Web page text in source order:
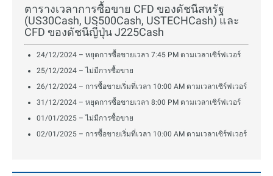
ตารางเวลาการซื้อขาย CFD ของดัชนีสหรัฐ
(US30Cash, US500Cash, USTECHCash) และ
CFD ของดัชนีญี่ปุ่น J225Cash
24/12/2024 – หยุดการซื้อขายเวลา 7:45 PM ตามเวลาเซิร์ฟเวอร์
25/12/2024 – ไม่มีการซื้อขาย
26/12/2024 – การซื้อขายเริ่มที่เวลา 10:00 AM ตามเวลาเซิร์ฟเวอร์
31/12/2024 – หยุดการซื้อขายเวลา 8:00 PM ตามเวลาเซิร์ฟเวอร์
01/01/2025 – ไม่มีการซื้อขาย
02/01/2025 – การซื้อขายเริ่มที่เวลา 10:00 AM ตามเวลาเซิร์ฟเวอร์